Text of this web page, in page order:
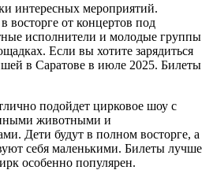
интересных мероприятий.
восторге от концертов под
исполнители и молодые группы
Если вы хотите зарядиться
в Саратове в июле 2025. Билеты
подойдет цирковое шоу с
животными и
Дети будут в полном восторге, а
себя маленькими. Билеты лучше
особенно популярен.